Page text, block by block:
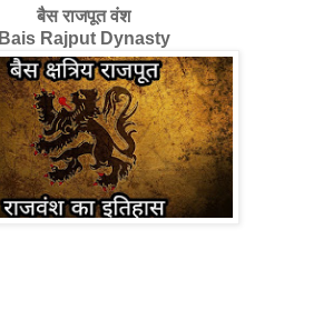
बैस राजपूत वंश
Bais Rajput Dynasty